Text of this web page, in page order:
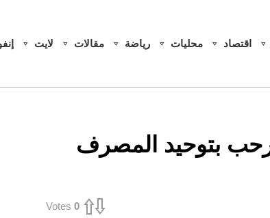
اقتصاد محليات رياضة مقالات لايت
ترحب بتوحيد المصرف
0
Votes